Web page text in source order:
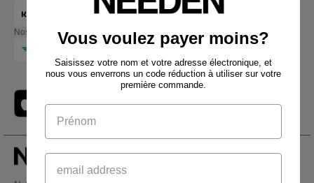
Nos transporteursVous voulez payer moins?
Saisissez votre nom et votre adresse électronique, et
nous vous enverrons un code réduction à utiliser sur votre
première commande.